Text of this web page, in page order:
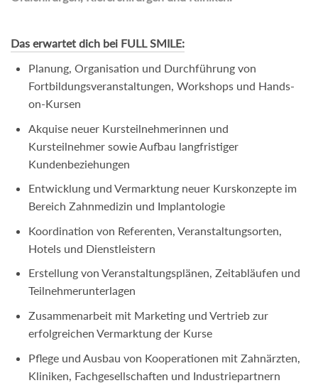
Das erwartet dich bei FULL SMILE:
Planung, Organisation und Durchführung von
Fortbildungsveranstaltungen, Workshops und Hands-
on-Kursen
Akquise neuer Kursteilnehmerinnen und
Kursteilnehmer sowie Aufbau langfristiger
Kundenbeziehungen
Entwicklung und Vermarktung neuer Kurskonzepte im
Bereich Zahnmedizin und Implantologie
Koordination von Referenten, Veranstaltungsorten,
Hotels und Dienstleistern
Erstellung von Veranstaltungsplänen, Zeitabläufen und
Teilnehmerunterlagen
Zusammenarbeit mit Marketing und Vertrieb zur
erfolgreichen Vermarktung der Kurse
Pflege und Ausbau von Kooperationen mit Zahnärzten,
Kliniken, Fachgesellschaften und Industriepartnern